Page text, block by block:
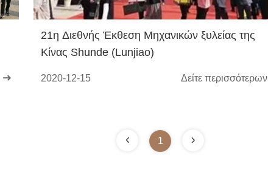
21η Διεθνής Έκθεση Μηχανικών ξυλείας της
Κίνας Shunde (Lunjiao)
2020-12-15 Δείτε περισσότερων
1